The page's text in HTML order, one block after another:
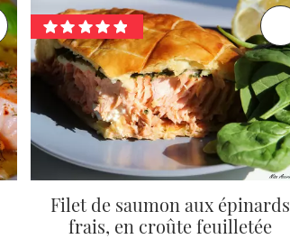
Filet de saumon aux épinards
frais, en croûte feuilletée